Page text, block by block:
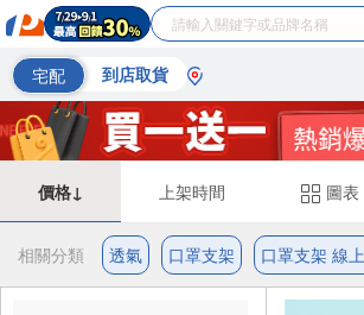
宅配 到店取貨
價格↓ 上架時間 圖表
相關分類 透氣 口罩支架 口罩支架 線